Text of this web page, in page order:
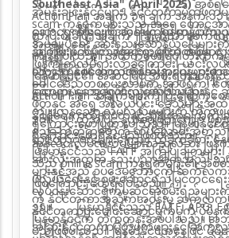
အိမ်နီးချင်းနိုင်ငံများ၊ နိုင်ငံတကာမိတ်ဖက်မျ
ဆောင်ရွက်ခြင်းကို တက်ကြွစွာကျယ်ကျယ်
နိုင်ခဲ့ပြီး နိုင်ငံပိုင်သတင်းစာများမှ တစ်ဆ
သကဲ့သို့ နိုင်ငံတကာအစည်းအဝေးများတွ
ခြင်းများ ဆောင်ရွက်လျက်ရှိပါသည်။
Action Planအချက် ၁၅ ချက် အနက် ၁၃
စွာ ပြီးစီးခဲ့ပြီး အချက် ၂ ချက်သာ ဆ
ကျန်ရှိပါသည်။ အထက်ဖော်ပြပါတိုးတက်မှု
မြန်မာနိုင်ငံ၏ အဆင့်မြင့် အစိုးရတာဝန်ရှိ
Action Planအချက်များကို ပြီးမြောက်စ
နိုင်ငံရေးကတိကဝတ်နှင့်ဆုံးဖြတ်ချက်
ရှိကြောင်းတွေ့ရှိနိုင်မည်ဖြစ်ပါသည်။
Southeast Asia" (April 2025) အစီရ
scamကွန်ရက်များသည် အရှေ့တောင်အ
အုပ်ချုပ်ရေး အားနည်းသောနယ်မြေမျာ
ဖြန့်ကျက်လှုပ်ရှားလာခဲ့ကြောင်း၊ ယင်းလုပ်
ခေါင်ဒေသတစ်ဝှမ်းသာမက အာဖရိက၊ တ
ဖိတ်နှင့် အရှေ့အလယ်ပိုင်း ဒေသများအထိ
ရှိကြောင်းဖော်ပြထားပါသည်။ မြန်မာနိုင်
အွန်လိုင်းလိမ်လည်မှုများသည်လည်း ဖြန့်
သည့်online scamကွန်ရက်များ၏ အစိတ်
ဖြစ်ကြောင်း တွေ့ရှိရပါသည်။
၉။နိဂုံးချုပ်အနေဖြင့် မြန်မာနိုင်ငံသ
အကြမ်းဖက်မှုကို ငွေကြေး ထောက်ပံ့မှု၊ လူအ
သေကြေစေသောလက်နက်များပြန့်ပွားမှုအ
ထောက်ပံ့မှု၊ အွန်လိုင်းလိမ်လည်မှုများနှ
ကျူးလွန်သော လိမ်လည်မှုများကို တိုက်ဖ
သော ကတိကဝတ်ကို ထပ်လောင်းအတည်ပ
မြန်မာနိုင်ငံသည်FATF အကြံပြုချက်မျာ
များနှင့်အညီ ဥပဒေမူဘောင်ကို ဆက်လက်
လုပ်ငန်းဆောင်ရွက်မှုဆိုင်ရာစွမ်းရည်များ
နိုင်ငံတကာပူးပေါင်းဆောင်ရွက်မှုကိုပိုမိုနက်
မည်ဖြစ်ပါသည်။ မြန်မာနိုင်ငံအနေဖြင့်
၁၀။ ထို့အပြင် နယ်စပ်ဖြတ်ကျော် ဖွဲ့စ
ရာဇဝတ်ဂိုဏ်းများကြောင့် ထိခိုက်ခံစားနေ
အားလုံးအတွက် နည်းပညာအကူအညီ၊
ဖလှယ်ရေးနှင့်စွမ်းဆောင်ရည်မြှင့်တင်ရေ
ကို နိုင်ငံတကာအသိုက်အဝန်းမှ ဆက်လက်ပံ့ပို
မြန်မာနိုင်ငံက တိုက်တွန်းအပ်ပါသည်။
၁၁။ မြန်မာနိုင်ငံသည်FATF၊APG၊
အခြားနိုင်ငံတကာမိတ်ဖက်များနှင့်ဆက်လက်